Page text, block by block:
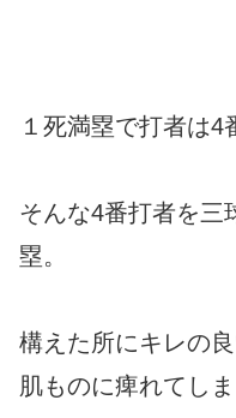
１死満塁で打者は4
そんな4番打者を三
塁。
構えた所にキレの
肌ものに痺れてしま